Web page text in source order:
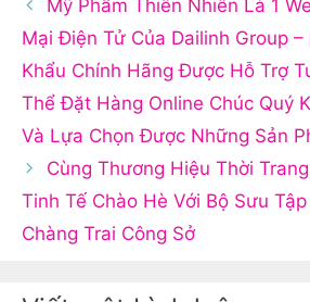
Mỹ Phẩm Thiên Nhiên Là 1
Mại Điện Tử Của Dailinh Group
Khẩu Chính Hãng Được Hỗ Trợ
Thể Đặt Hàng Online Chúc Quý
Và Lựa Chọn Được Những Sản
Cùng Thương Hiệu Thời
Tinh Tế Chào Hè Với Bộ Sưu
Chàng Trai Công Sở